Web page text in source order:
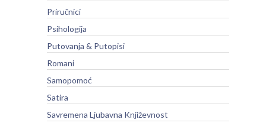
Priručnici
Psihologija
Putovanja & Putopisi
Romani
Samopomoć
Satira
Savremena Ljubavna Književnost